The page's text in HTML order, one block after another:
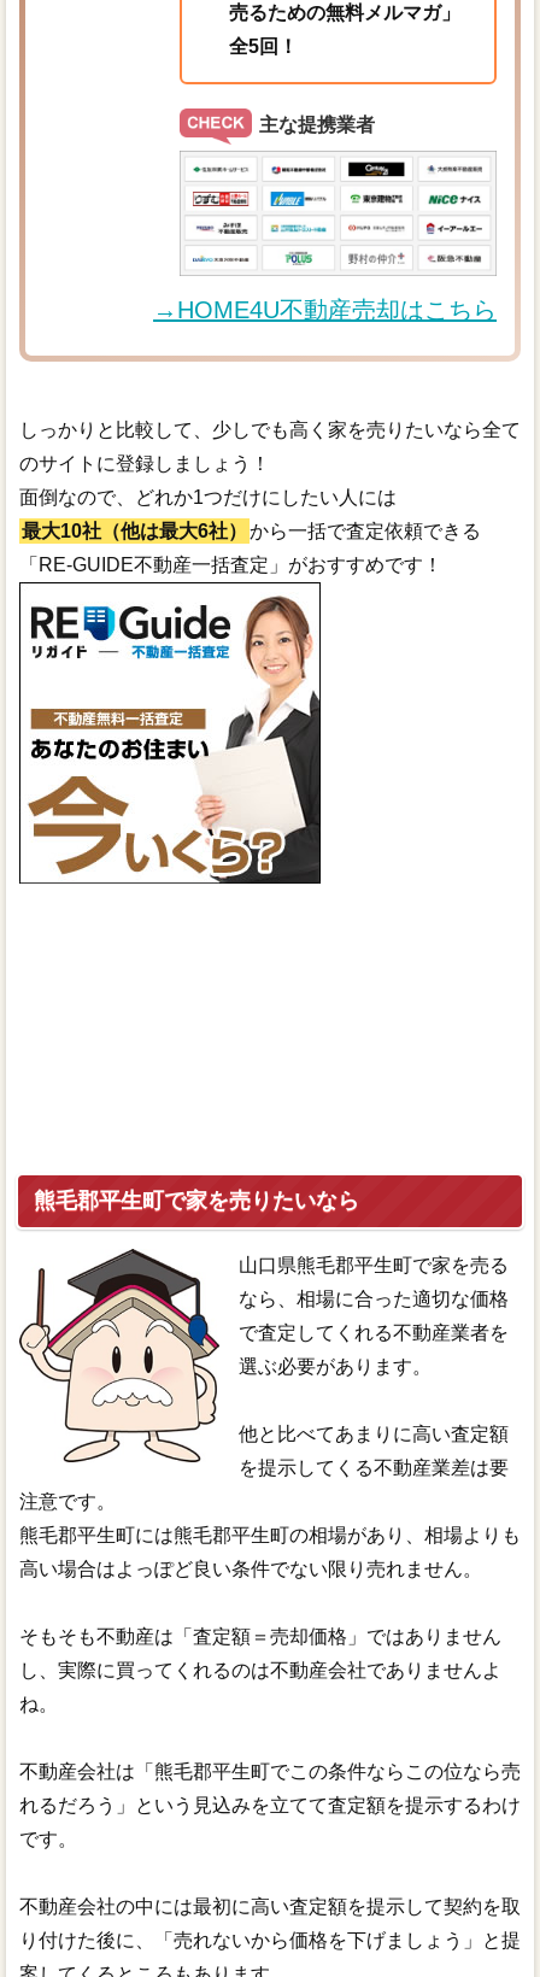
売るための無料メルマガ」
全5回！
主な提携業者
→HOME4U不動産売却はこちら
しっかりと比較して、少しでも高く家を売りたいなら全て
のサイトに登録しましょう！
面倒なので、どれか1つだけにしたい人には
最大10社（他は最大6社）
から一括で査定依頼できる
「RE-GUIDE不動産一括査定」がおすすめです！
熊毛郡平生町で家を売りたいなら
山口県熊毛郡平生町で家を売る
なら、相場に合った適切な価格
で査定してくれる不動産業者を
選ぶ必要があります。
他と比べてあまりに高い査定額
を提示してくる不動産業差は要
注意です。
熊毛郡平生町には熊毛郡平生町の相場があり、相場よりも
高い場合はよっぽど良い条件でない限り売れません。
そもそも不動産は「査定額＝売却価格」ではありません
し、実際に買ってくれるのは不動産会社でありませんよ
ね。
不動産会社は「熊毛郡平生町でこの条件ならこの位なら売
れるだろう」という見込みを立てて査定額を提示するわけ
です。
不動産会社の中には最初に高い査定額を提示して契約を取
り付けた後に、「売れないから価格を下げましょう」と提